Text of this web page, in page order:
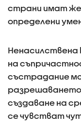
страни имат
определени
Ненасилствена
на
състрадание
разрешаването
създаване на
се чувстват